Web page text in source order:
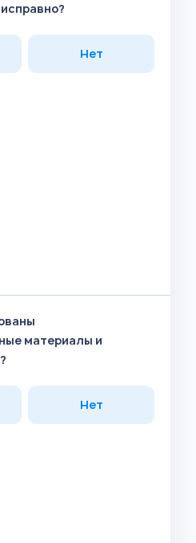
Нет
материалы и
Нет